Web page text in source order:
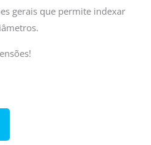
gerais que permite indexar